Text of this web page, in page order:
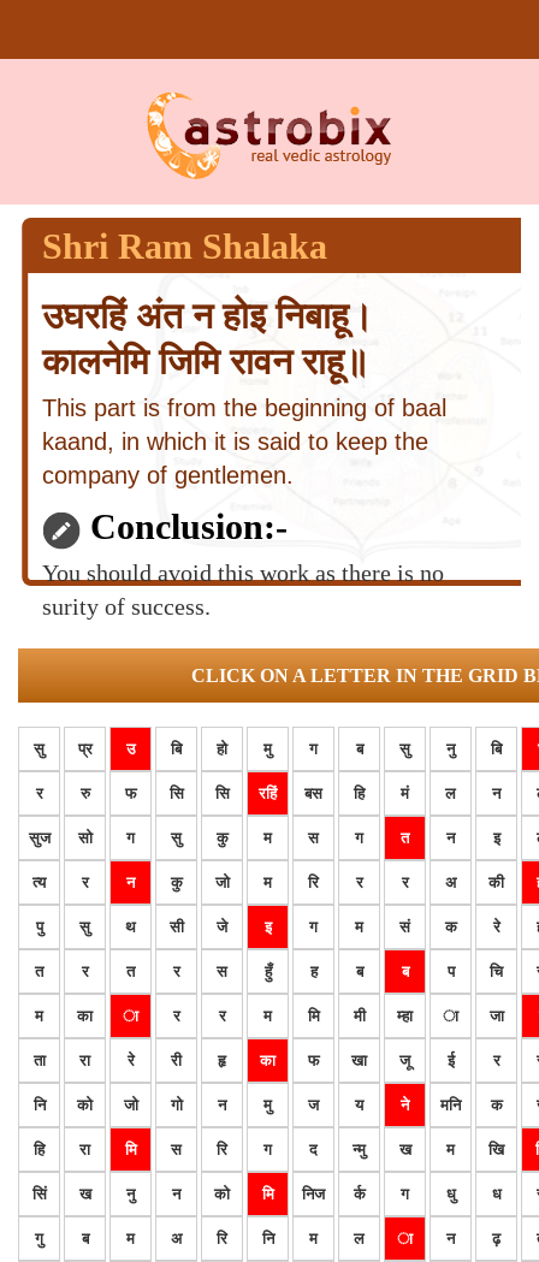
Shri Ram Shalaka
उघरहिं अंत न होइ निबाहू।
कालनेमि जिमि रावन राहू॥
This part is from the beginning of baal
kaand, in which it is said to keep the
company of gentlemen.
Conclusion:-
You should avoid this work as there is no
surity of success.
CLICK ON A LETTER IN THE GRID
सु प्र उ बि हो मु ग ब सु नु बि
र रु फ सि सि रहिं बस हि मं ल न
सुज सो ग सु कु म स ग त न इ
त्य र न कु जो म रि र र अ की
पु सु थ सी जे इ ग म सं क रे
त र त र स हुँ ह ब ब प चि
म का ा र र म मि मी म्हा ा जा
ता रा रे री हृ का फ खा जू ई र
नि को जो गो न मु ज य ने मनि क
हि रा मि स रि ग द न्मु ख म खि
सिं ख नु न को मि निज र्क ग धु ध
गु ब म अ रि नि म ल ा न ढ़